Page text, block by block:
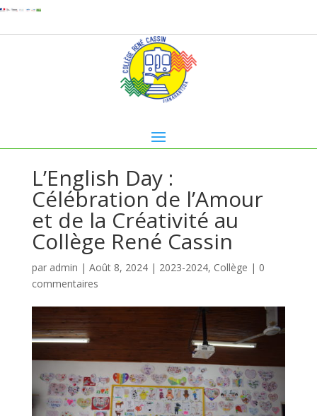
L’English Day :
Célébration de l’Amour
et de la Créativité au
Collège René Cassin
par admin | Août 8, 2024| 2023-2024, Collège | 0
commentaires